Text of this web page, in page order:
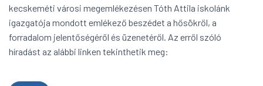
kecskeméti városi megemlékezésen Tóth Attila iskolánk
igazgatója mondott emlékező beszédet a hősökről, a
forradalom jelentőségéről és üzenetéről. Az erről szóló
híradást az alábbi linken tekinthetik meg: